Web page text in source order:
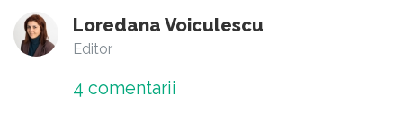
Loredana Voiculescu
Editor
4 comentarii